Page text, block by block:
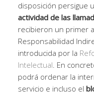
disposición persigue
actividad de las
recibieron un primer
Responsabilidad
introducida por la
Intelectual. En
podrá ordenar la
servicio e incluso el